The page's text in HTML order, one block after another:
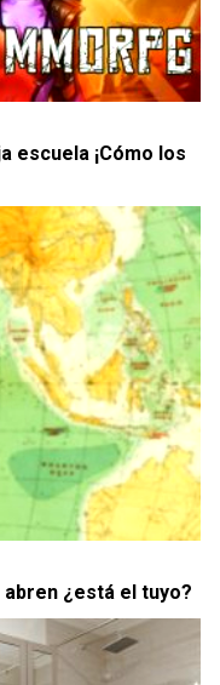
escuela ¡Cómo los
¿está el tuyo?